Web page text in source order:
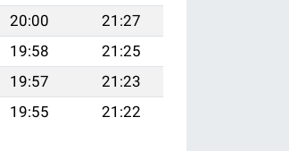
20:00
21:27
19:58
21:25
19:57
21:23
19:55 21:22